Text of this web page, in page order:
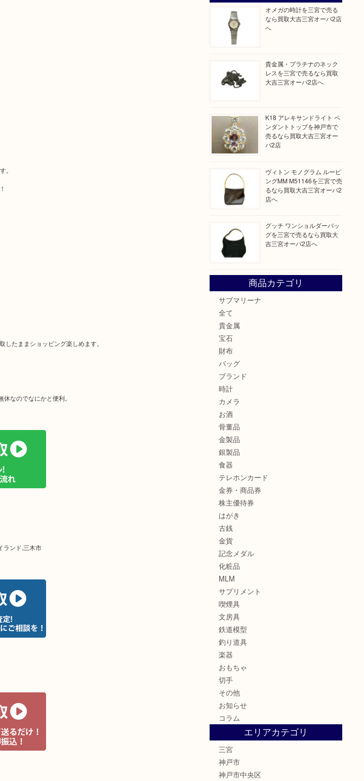
。
たままショッピング楽しめます。
なのでなにかと便利。
ランド,三木市
オメガの時計を三宮で売る
なら買取大吉三宮オーパ2店
へ
貴金属・プラチナのネック
レスを三宮で売るなら買取
大吉三宮オーパ2店へ
K18 アレキサンドライト ペ
ンダントトップを神戸市で
売るなら買取大吉三宮オー
パ2店
ヴィトン モノグラム ルーピ
ングMM M51146を三宮で売
るなら買取大吉三宮オーパ2
店へ
グッチ ワンショルダーバッ
グを三宮で売るなら買取大
吉三宮オーパ2店へ
商品カテゴリ
サブマリーナ
全て
貴金属
宝石
財布
バッグ
ブランド
時計
カメラ
お酒
骨董品
金製品
銀製品
食器
テレホンカード
金券・商品券
株主優待券
はがき
古銭
金貨
記念メダル
化粧品
MLM
サプリメント
喫煙具
文房具
鉄道模型
釣り道具
楽器
おもちゃ
切手
その他
お知らせ
コラム
エリアカテゴリ
三宮
神戸市
神戸市中央区